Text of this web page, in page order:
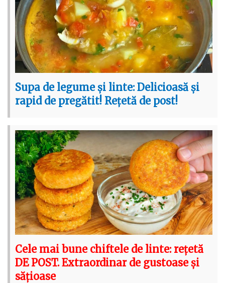
Supa de legume și linte: Delicioasă și
rapid de pregătit! Rețetă de post!
Cele mai bune chiftele de linte: rețetă
DE POST. Extraordinar de gustoase și
sățioase